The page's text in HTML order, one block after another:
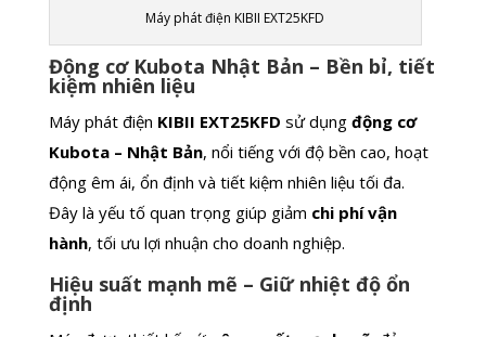
Máy phát điện KIBII EXT25KFD
Động cơ Kubota Nhật Bản – Bền bỉ, tiết
kiệm nhiên liệu
Máy phát điện KIBII EXT25KFD sử dụng động cơ
Kubota – Nhật Bản, nổi tiếng với độ bền cao, hoạt
động êm ái, ổn định và tiết kiệm nhiên liệu tối đa.
Đây là yếu tố quan trọng giúp giảm chi phí vận
hành, tối ưu lợi nhuận cho doanh nghiệp.
Hiệu suất mạnh mẽ – Giữ nhiệt độ ổn
định